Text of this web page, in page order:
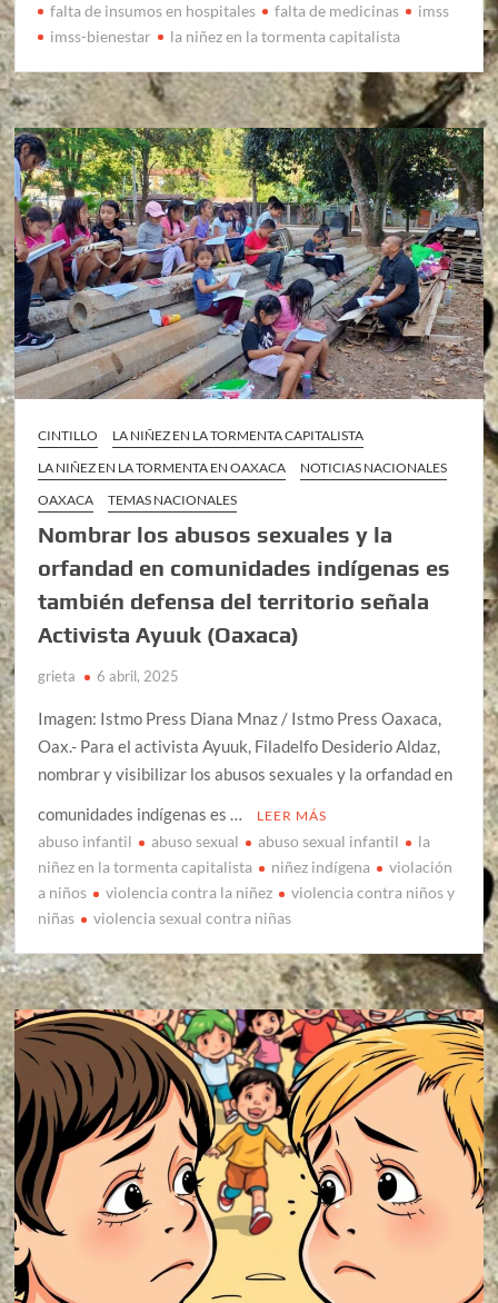
falta de insumos en hospitales
falta de medicinas
imss
imss-bienestar
la niñez en la tormenta capitalista
CINTILLO
LA NIÑEZ EN LA TORMENTA CAPITALISTA
LA NIÑEZ EN LA TORMENTA EN OAXACA
NOTICIAS NACIONALES
OAXACA
TEMAS NACIONALES
Nombrar los abusos sexuales y la
orfandad en comunidades indígenas es
también defensa del territorio señala
Activista Ayuuk (Oaxaca)
grieta 6 abril, 2025
Imagen: Istmo Press Diana Mnaz / Istmo Press Oaxaca,
Oax.- Para el activista Ayuuk, Filadelfo Desiderio Aldaz,
nombrar y visibilizar los abusos sexuales y la orfandad en
comunidades indígenas es …
LEER MÁS
abuso infantil abuso sexual abuso sexual infantil
la
niñez en la tormenta capitalista
niñez indígena
violación
a niños
violencia contra la niñez
violencia contra niños y
niñas
violencia sexual contra niñas